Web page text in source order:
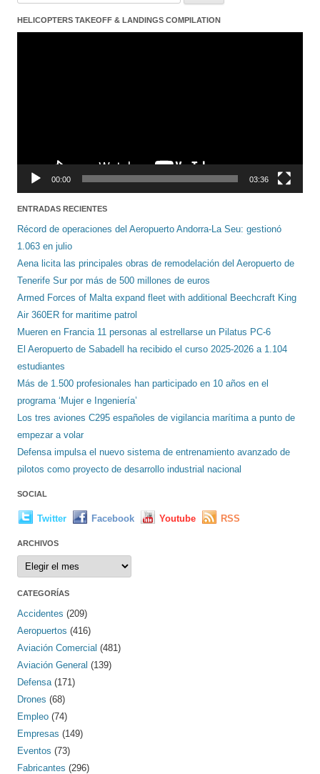
HELICOPTERS TAKEOFF & LANDINGS COMPILATION
00:00 03:36
ENTRADAS RECIENTES
Récord de operaciones del Aeropuerto Andorra-La Seu: gestionó
1.063 en julio
Aena licita las principales obras de remodelación del Aeropuerto de
Tenerife Sur por más de 500 millones de euros
Armed Forces of Malta expand fleet with additional Beechcraft King
Air 360ER for maritime patrol
Mueren en Francia 11 personas al estrellarse un Pilatus PC-6
El Aeropuerto de Sabadell ha recibido el curso 2025-2026 a 1.104
estudiantes
Más de 1.500 profesionales han participado en 10 años en el
programa ‘Mujer e Ingeniería’
Los tres aviones C295 españoles de vigilancia marítima a punto de
empezar a volar
Defensa impulsa el nuevo sistema de entrenamiento avanzado de
pilotos como proyecto de desarrollo industrial nacional
SOCIAL
Twitter Facebook Youtube RSS
ARCHIVOS
Archivos
CATEGORÍAS
Accidentes (209)
Aeropuertos (416)
Aviación Comercial (481)
Aviación General (139)
Defensa(171)
Drones (68)
Empleo (74)
Empresas (149)
Eventos (73)
Fabricantes (296)